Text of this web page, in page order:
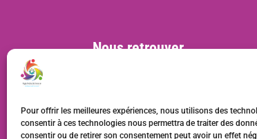
Pour offrir les meilleures expériences, nous utilisons des
consentir à ces technologies nous permettra de traiter des
consentir ou de retirer son consentement peut avoir un effet
Nous retrouver
Bureaux :